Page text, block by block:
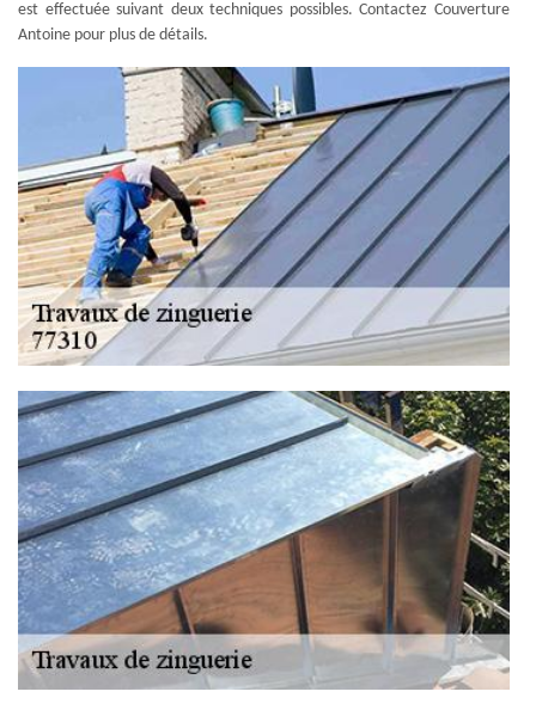
est effectuée suivant deux techniques possibles. Contactez Couverture
Antoine pour plus de détails.